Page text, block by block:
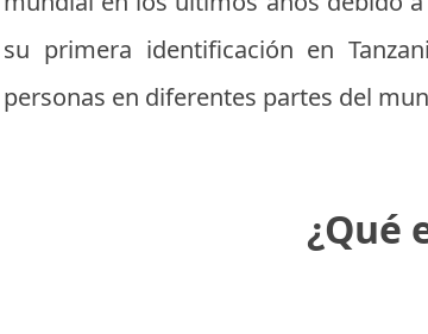
su primera identificación en
personas en diferentes partes del
¿Qué